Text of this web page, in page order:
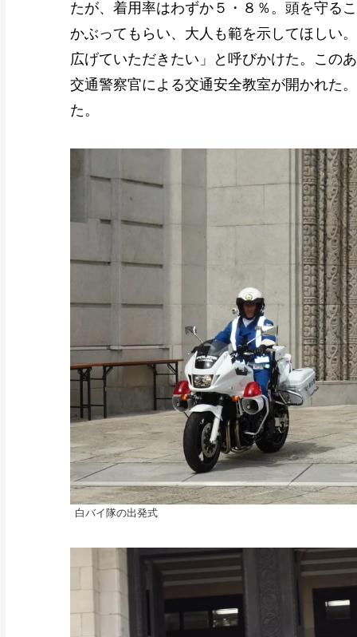
たが、着用率はわずか５・８％。頭を守る
かぶってもらい、大人も範を示してほしい
広げていただきたい」と呼びかけた。この
交通警察官による交通安全教室が開かれた
た。
白バイ隊の出発式